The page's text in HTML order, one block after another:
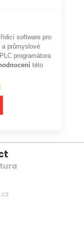
software pro
průmyslové
programátora
této